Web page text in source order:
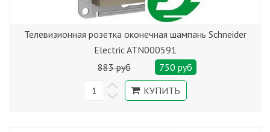
Телевизионная розетка оконечная шампань Schneider
Electric ATN000591
883 руб
750 руб